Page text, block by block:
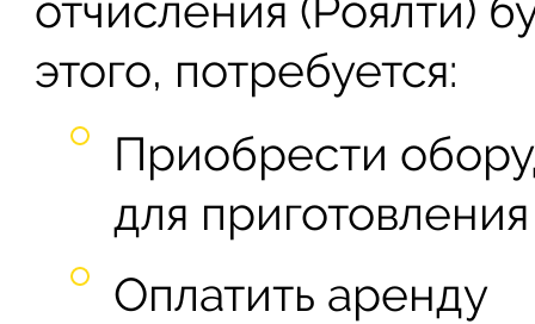
отчисления (Роялти)
этого, потребуется:
Приобрести
для
Оплатить аренду